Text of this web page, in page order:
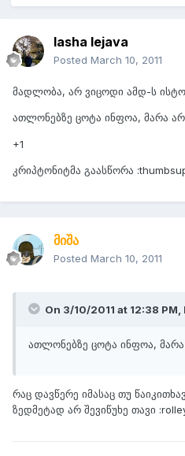
lasha lejava
Posted March 10, 2011
მადლობა, არ ვიცოდი ამდ-ს
ათლონებზე ცოტა ინფოა, მარა
+1
კრიპტონიტმა გაასწორა
მიშა
Posted March 10, 2011
On 3/10/2011 at 12:38
ათლონებზე ცოტა ინფოა, მარა
რაც დავწერე იმასაც თუ
ზედმეტად არ შევიწუხე თავი